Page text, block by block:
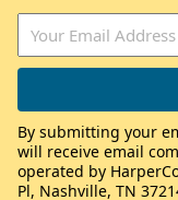
By submitting your
will receive email
operated by
Pl, Nashville, TN